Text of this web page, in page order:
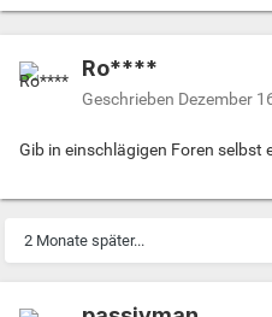
Ro****
Geschrieben Dezember
Gib in einschlägigen Foren selbst
2 Monate später...